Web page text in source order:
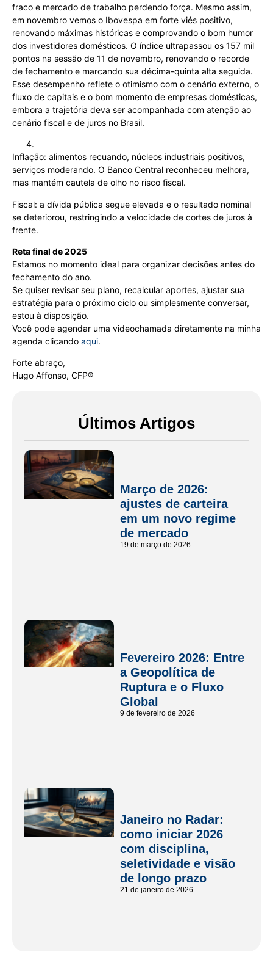
fraco e mercado de trabalho perdendo força. Mesmo assim,
em novembro vemos o Ibovespa em forte viés positivo,
renovando máximas históricas e comprovando o bom humor
dos investidores domésticos. O índice ultrapassou os 157 mil
pontos na sessão de 11 de novembro, renovando o recorde
de fechamento e marcando sua décima-quinta alta seguida.
Esse desempenho reflete o otimismo com o cenário externo, o
fluxo de capitais e o bom momento de empresas domésticas,
embora a trajetória deva ser acompanhada com atenção ao
cenário fiscal e de juros no Brasil.
Inflação: alimentos recuando, núcleos industriais positivos,
serviços moderando. O Banco Central reconheceu melhora,
mas mantém cautela de olho no risco fiscal.
Fiscal: a dívida pública segue elevada e o resultado nominal
se deteriorou, restringindo a velocidade de cortes de juros à
frente.
Reta final de 2025
Estamos no momento ideal para organizar decisões antes do
fechamento do ano.
Se quiser revisar seu plano, recalcular aportes, ajustar sua
estratégia para o próximo ciclo ou simplesmente conversar,
estou à disposição.
Você pode agendar uma videochamada diretamente na minha
agenda clicando aqui.
Forte abraço,
Hugo Affonso, CFP®
Últimos Artigos
Março de 2026:
ajustes de carteira
em um novo regime
de mercado
19 de março de 2026
Fevereiro 2026: Entre
a Geopolítica de
Ruptura e o Fluxo
Global
9 de fevereiro de 2026
Janeiro no Radar:
como iniciar 2026
com disciplina,
seletividade e visão
de longo prazo
21 de janeiro de 2026